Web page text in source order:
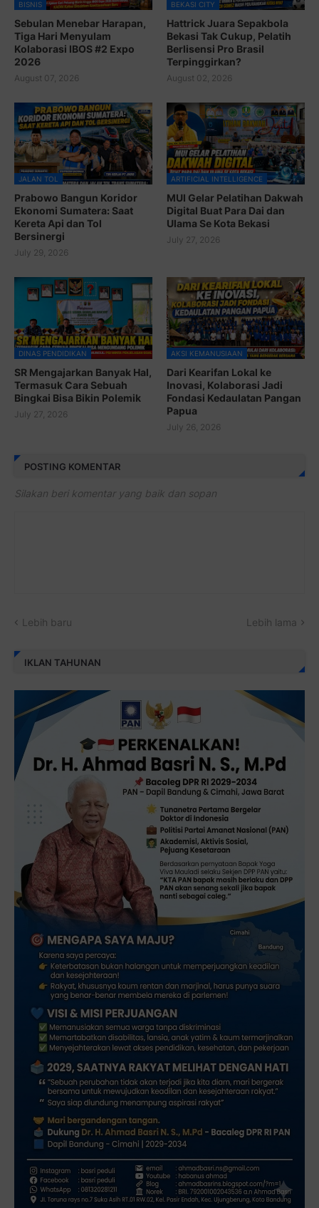
BISNIS
Sebulan Menebar Harapan,
Tiga Hari Menyulam
Kolaborasi IBOS #2 Expo
2026
August 07, 2026
BEKASI CITY
Hattrick Juara Sepakbola
Bekasi Tak Cukup, Pelatih
Berlisensi Pro Brasil
Terpinggirkan?
August 02, 2026
JALAN TOL
Prabowo Bangun Koridor
Ekonomi Sumatera: Saat
Kereta Api dan Tol
Bersinergi
July 29, 2026
ARTIFICIAL INTELLIGENCE
MUI Gelar Pelatihan Dakwah
Digital Buat Para Dai dan
Ulama Se Kota Bekasi
July 27, 2026
DINAS PENDIDIKAN
SR Mengajarkan Banyak Hal,
Termasuk Cara Sebuah
Bingkai Bisa Bikin Polemik
July 27, 2026
AKSI KEMANUSIAAN
Dari Kearifan Lokal ke
Inovasi, Kolaborasi Jadi
Fondasi Kedaulatan Pangan
Papua
July 26, 2026
POSTING KOMENTAR
Silakan beri komentar yang baik dan sopan
Lebih baru Lebih lama
IKLAN TAHUNAN